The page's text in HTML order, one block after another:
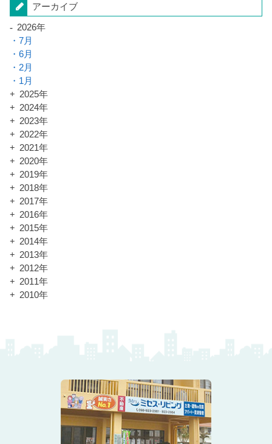
アーカイブ
2026年
7月
6月
2月
1月
2025年
2024年
2023年
2022年
2021年
2020年
2019年
2018年
2017年
2016年
2015年
2014年
2013年
2012年
2011年
2010年